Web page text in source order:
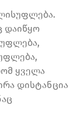
დაიწყო
ყველა
დისტანცია